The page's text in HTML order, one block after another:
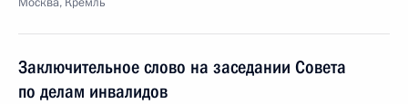
Заключительное слово на заседании Совета
по делам инвалидов